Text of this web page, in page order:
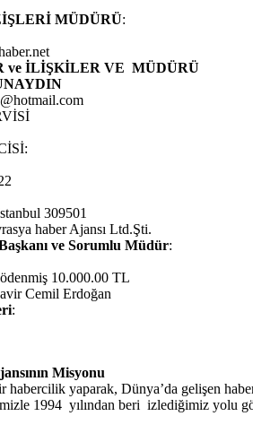
MÜDÜRÜ:
ve İLİŞKİLER VE MÜDÜRÜ
309501
haber Ajansı Ltd.Şti.
ve Sorumlu Müdür:
10.000.00 TL
Cemil Erdoğan
:
Misyonu
habercilik yaparak, Dünya’da gelişen
1994 yılından beri izlediğimiz yolu